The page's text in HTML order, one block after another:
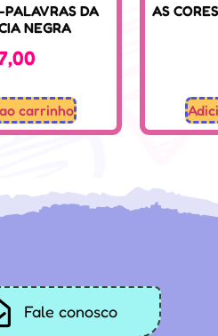
DA
NEGRA
carrinho
AS
Fale conosco